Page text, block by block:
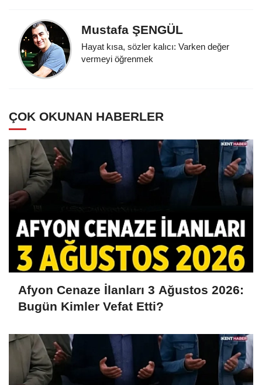
Mustafa ŞENGÜL
Hayat kısa, sözler kalıcı: Varken değer
vermeyi öğrenmek
ÇOK OKUNAN HABERLER
Afyon Cenaze İlanları 3 Ağustos 2026:
Bugün Kimler Vefat Etti?